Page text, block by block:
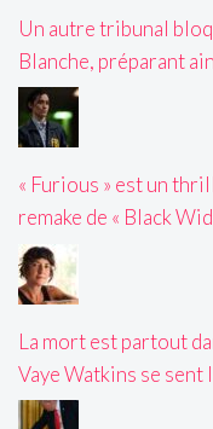
Un autre tribunal
Blanche, préparant
« Furious » est un
remake de « Black
La mort est partout
Vaye Watkins se sent